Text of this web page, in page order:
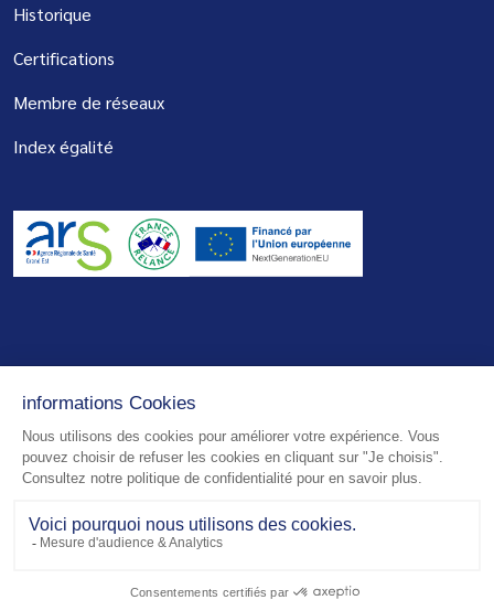
Historique
Certifications
Membre de réseaux
Index égalité
© 2026 - Centre de Réadaptation de Mulhouse - Tous droits réservés
Mentions légales Plan du site
Politique de confidentialité
Réalisation